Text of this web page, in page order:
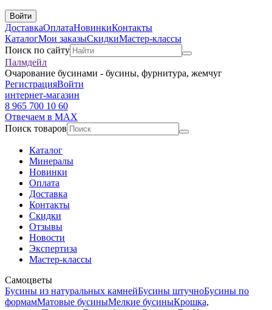
Войти
ДоставкаОплатаНовинкиКонтакты
КаталогМои заказыСкидкиМастер-классы
Поиск по сайту
Палмдейл
Очарование бусинами - бусины, фурнитура, жемчуг
РегистрацияВойти
интернет-магазин
8 965 700 10 60
Отвечаем в MAX
Поиск товаров
Каталог
Минералы
Новинки
Оплата
Доставка
Контакты
Скидки
Отзывы
Новости
Экспертиза
Мастер-классы
Самоцветы
Бусины из натуральных камнейБусины штучноБусины по
формамМатовые бусиныМелкие бусиныКрошка,